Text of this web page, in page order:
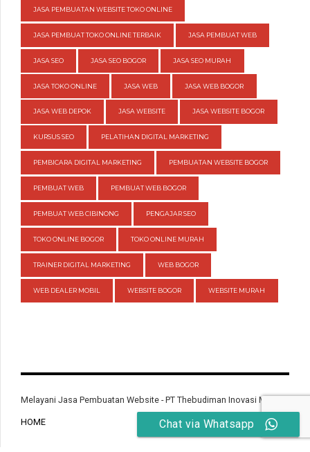
JASA PEMBUATAN WEBSITE TOKO ONLINE
JASA PEMBUAT TOKO ONLINE TERBAIK JASA PEMBUAT WEB
JASA SEO JASA SEO BOGOR JASA SEO MURAH
JASA TOKO ONLINE JASA WEB JASA WEB BOGOR
JASA WEB DEPOK JASA WEBSITE JASA WEBSITE BOGOR
KURSUS SEO PELATIHAN DIGITAL MARKETING
PEMBICARA DIGITAL MARKETING PEMBUATAN WEBSITE BOGOR
PEMBUAT WEB PEMBUAT WEB BOGOR
PEMBUAT WEB CIBINONG PENGAJAR SEO
TOKO ONLINE BOGOR TOKO ONLINE MURAH
TRAINER DIGITAL MARKETING WEB BOGOR
WEB DEALER MOBIL WEBSITE BOGOR WEBSITE MURAH
Melayani Jasa Pembuatan Website - PT Thebudiman Inovasi Mandiri
HOME Chat via Whatsapp